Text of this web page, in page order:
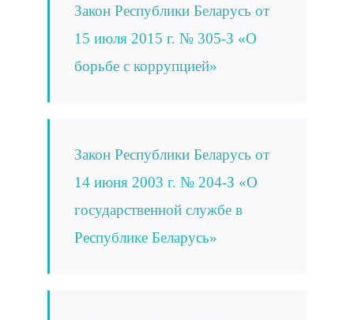
Закон Республики Беларусь от
15 июля 2015 г. № 305-З «О
борьбе с коррупцией»
Закон Республики Беларусь от
14 июня 2003 г. № 204-З «О
государственной службе в
Республике Беларусь»